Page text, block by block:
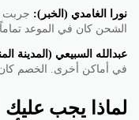
نورا الغامدي (الخبر): جربت
الشحن كان في الموعد
عبدالله السبيعي (المدينة
في أماكن أخرى. الخصم
لماذا يجب عليك